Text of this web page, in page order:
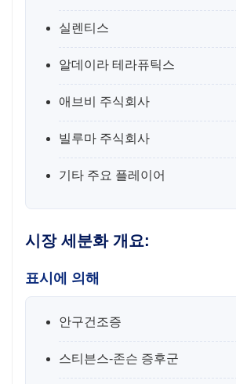
실렌티스
알데이라 테라퓨틱스
애브비 주식회사
빌루마 주식회사
기타 주요 플레이어
시장 세분화 개요:
표시에 의해
안구건조증
스티븐스-존슨 증후군